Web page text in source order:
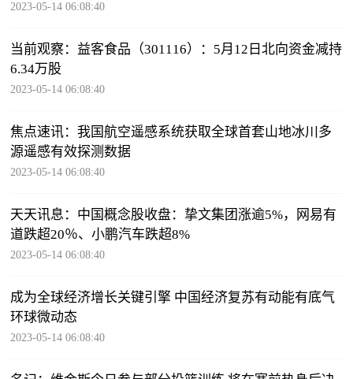
2023-05-14 06:08:40
当前观察：益客食品（301116）：5月12日北向资金减持
6.34万股
2023-05-14 06:08:40
焦点速讯：我国航空遥感系统获取全球首套山地冰川多
源遥感有效探测数据
2023-05-14 06:08:40
天天讯息：中国概念股收盘：挚文集团涨逾5%，网易有
道跌超20％、小鹏汽车跌超8%
2023-05-14 06:08:40
成为全球经济增长关键引擎 中国经济复苏有动能有底气
环球微动态
2023-05-14 06:08:40